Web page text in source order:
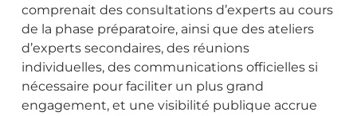
comprenait des consultations d’experts au cours
de la phase préparatoire, ainsi que des ateliers
d’experts secondaires, des réunions
individuelles, des communications officielles si
nécessaire pour faciliter un plus grand
engagement, et une visibilité publique accrue